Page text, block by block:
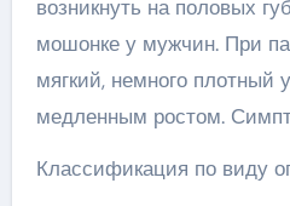
возникнуть на половых
мошонке у мужчин. При
мягкий, немного плотный
медленным ростом.
Классификация по виду